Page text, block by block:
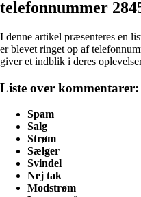
telefonnummer
I denne artikel præsenteres en
er blevet ringet op af
giver et indblik i deres
Liste over kommentarer:
Spam
Salg
Strøm
Sælger
Svindel
Nej tak
Modstrøm